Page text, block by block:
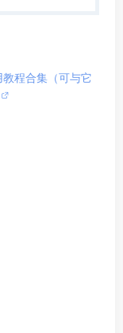
程合集（可与它